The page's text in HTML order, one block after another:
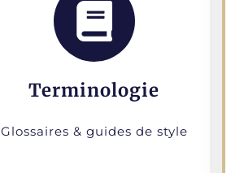
Terminologie
Glossaires & guides de style